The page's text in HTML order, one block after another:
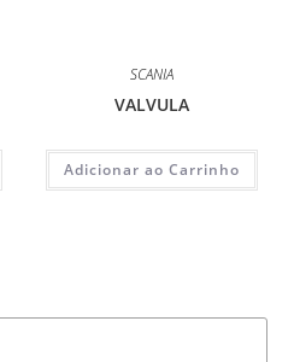
SCANIA
VALVULA
Adicionar ao Carrinho